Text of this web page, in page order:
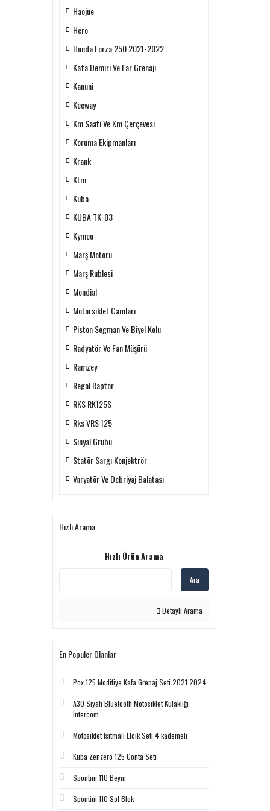
Haojue
Hero
Honda Forza 250 2021-2022
Kafa Demiri Ve Far Grenajı
Kanuni
Keeway
Km Saati Ve Km Çerçevesi
Koruma Ekipmanları
Krank
Ktm
Kuba
KUBA TK-03
Kymco
Marş Motoru
Marş Rublesi
Mondial
Motorsiklet Camları
Piston Segman Ve Biyel Kolu
Radyatör Ve Fan Müşürü
Ramzey
Regal Raptor
RKS RK125S
Rks VRS 125
Sinyal Grubu
Statör Sargı Konjektrör
Varyatör Ve Debriyaj Balatası
Hızlı Arama
Hızlı Ürün Arama
Ara
Detaylı Arama
En Populer Olanlar
Pcx 125 Modifiye Kafa Grenaj Seti 2021 2024
A30 Siyah Bluetooth Motosiklet Kulaklığı
Intercom
Motosiklet Isıtmalı Elcik Seti 4 kademeli
Kuba Zenzero 125 Conta Seti
Spontini 110 Beyin
Spontini 110 Sol Blok